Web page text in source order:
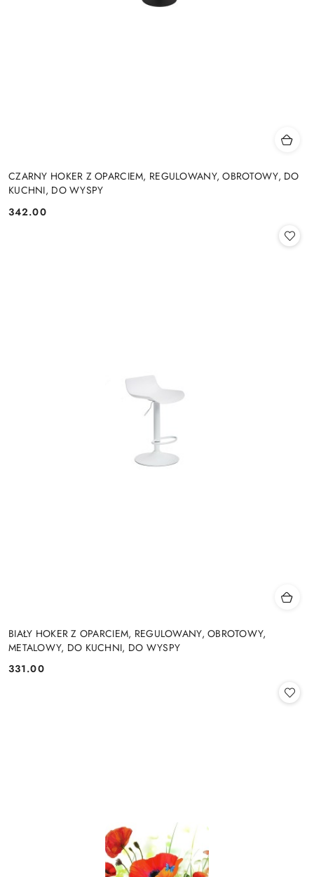
CZARNY HOKER Z OPARCIEM, REGULOWANY, OBROTOWY, DO
KUCHNI, DO WYSPY
Cena:
342.00
BIAŁY HOKER Z OPARCIEM, REGULOWANY, OBROTOWY,
METALOWY, DO KUCHNI, DO WYSPY
Cena:
331.00